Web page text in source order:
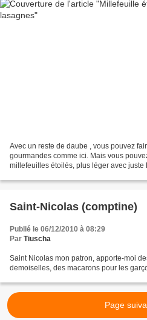
Avec un reste de daube , vous pouvez
gourmandes comme ici. Mais vous
millefeuilles étoilés, plus léger avec juste
Saint-Nicolas (comptine)
Publié le 06/12/2010 à 08:29
Par Tiuscha
Saint Nicolas mon patron, apporte-moi
demoiselles, des macarons pour les
Page